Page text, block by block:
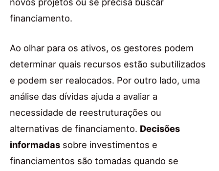
financiamento.
Ao olhar para os ativos, os gestores podem
determinar quais recursos estão subutilizados
e podem ser realocados. Por outro lado, uma
análise das dívidas ajuda a avaliar a
necessidade de reestruturações ou
alternativas de financiamento. Decisões
informadas sobre investimentos e
financiamentos são tomadas quando se